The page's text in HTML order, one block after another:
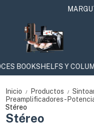
BOOKSHELFS Y
Inicio / Productos /
Preamplificadores-
Stéreo
Stéreo